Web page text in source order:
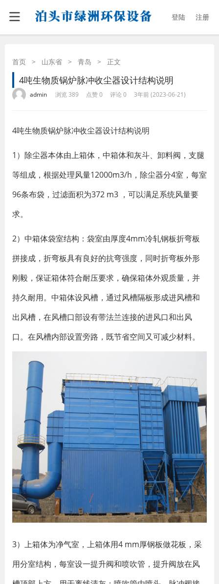
登陆 注册
首页 > 山东省 > 青岛 > 正文
4吨生物质锅炉脉冲收尘器设计结构说明
admin 浏览 389 点赞 0 评论 0 3年前 (2023-06-21)
4吨生物质锅炉脉冲收尘器设计结构说明
1）除尘器本体由上箱体，中箱体和灰斗、卸料阀，支腿
等组成，根据处理风量12000m3/h，除尘器分4室，每室
96条布袋，过滤面积为372 m3 ，可以满足系统风量要
求。
2）中箱体袋室结构：袋室由厚度4mm冷轧钢板折弯板
拼接成，折弯板具有良好的抗弯强度，同时折弯板外形
刚毅，保证箱体符合耐压要求，确保箱体外观质量，并
持久耐用。中箱体设风槽，通过风槽隔板形成进风槽和
出风槽，在风槽口部设有带法兰连接的进风口和出风
口。在风槽内部设置旁路，既节省空间又可减少材料。
3）上箱体为净气室，上箱体用4 mm厚钢板做花板，采
用分室结构，每室设一提升阀和喷吹管，提升阀放在风